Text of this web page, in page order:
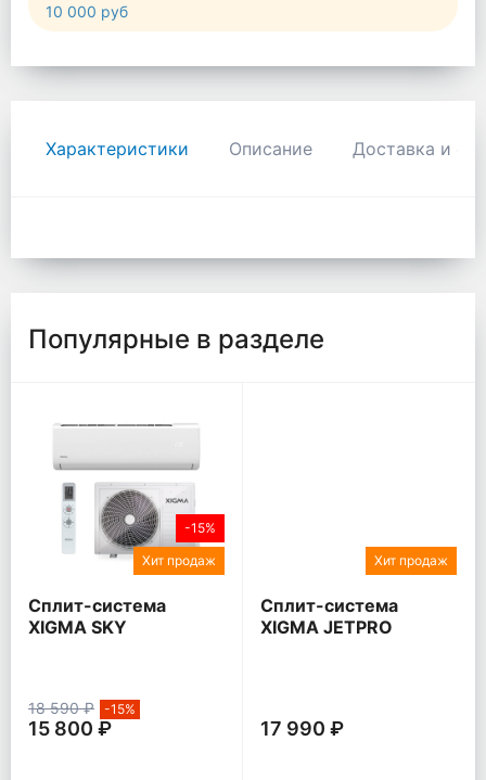
10 000 руб
Характеристики Описание Доставка и
Популярные в разделе
-15%
Хит продаж
Сплит-система
XIGMA SKY
18 590 ₽ -15%
15 800 ₽
Хит продаж
Сплит-система
XIGMA JETPRO
17 990 ₽